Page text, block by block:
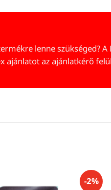
lenne szükséged?
ajánlatot az ajánlatkérő
-2%